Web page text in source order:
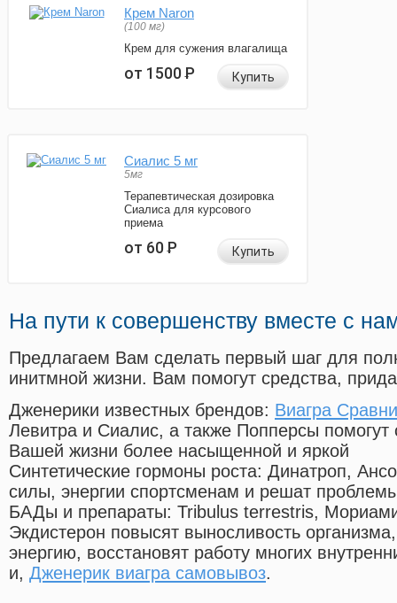
Крем Naron
(100 мг)
Крем для сужения влагалища
от 1500Р Купить
Сиалис 5 мг
5мг
Терапевтическая дозировка
Сиалиса для курсового
приема
от 60Р Купить
На пути к совершенству вместе с
Предлагаем Вам сделать первый шаг для
инитмной жизни. Вам помогут средства,
Дженерики известных брендов: Виагра
Левитра и Сиалис, а также Попперсы помогут
Вашей жизни более насыщенной и яркой
Синтетические гормоны роста: Динатроп,
силы, энергии спортсменам и решат
БАДы и препараты: Tribulus terrestris,
Экдистерон повысят выносливость
энергию, восстановят работу многих
и, Дженерик виагра самовывоз.